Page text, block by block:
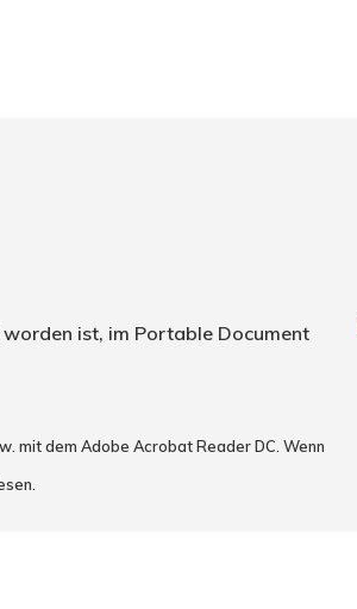
ist, im Portable Document
mit dem Adobe Acrobat Reader DC. Wenn